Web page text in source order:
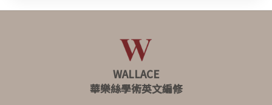
WALLACE
華樂絲學術英文編修